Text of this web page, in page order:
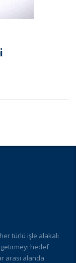
türlü işle alakalı
hedef
arası alanda